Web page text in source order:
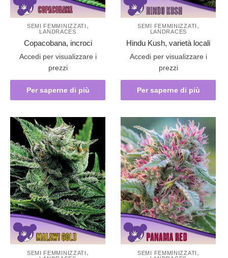
SEMI FEMMINIZZATI ,
LANDRACES
Copacobana, incroci
Accedi per visualizzare i
prezzi
Per saperne di più
SEMI FEMMINIZZATI ,
LANDRACES
Hindu Kush, varietà locali
Accedi per visualizzare i
prezzi
Per saperne di più
SEMI FEMMINIZZATI , SEMI FEMMINIZZATI ,